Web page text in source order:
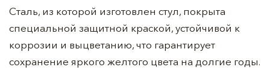
Сталь, из которой изготовлен стул, покрыта
специальной защитной краской, устойчивой к
коррозии и выцветанию, что гарантирует
сохранение яркого желтого цвета на долгие годы.